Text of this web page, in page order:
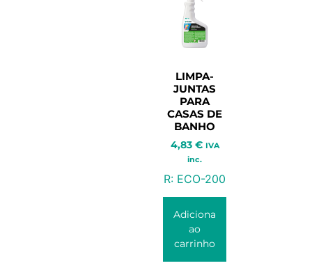
LIMPA-
JUNTAS
PARA
CASAS DE
BANHO
4,83 € IVA
inc.
R: ECO-200
Adiciona
ao
carrinho